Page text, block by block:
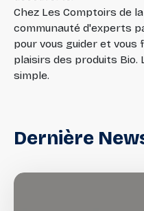
Chez Les Comptoirs de
communauté d'experts
pour vous guider et vous
plaisirs des produits Bio.
simple.
Dernière